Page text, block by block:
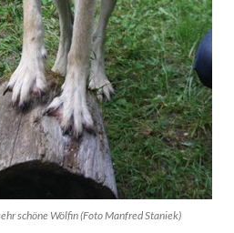
schöne Wölfin (Foto Manfred Staniek)